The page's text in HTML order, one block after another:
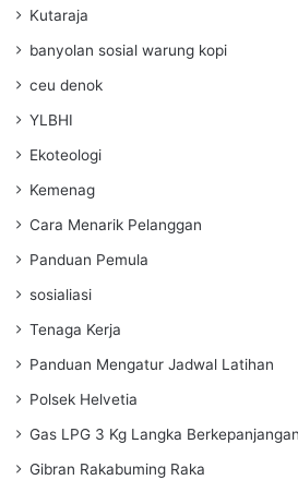
Kutaraja
banyolan sosial warung kopi
ceu denok
YLBHI
Ekoteologi
Kemenag
Cara Menarik Pelanggan
Panduan Pemula
sosialiasi
Tenaga Kerja
Panduan Mengatur Jadwal Latihan
Polsek Helvetia
Gas LPG 3 Kg Langka Berkepanjangan
Gibran Rakabuming Raka